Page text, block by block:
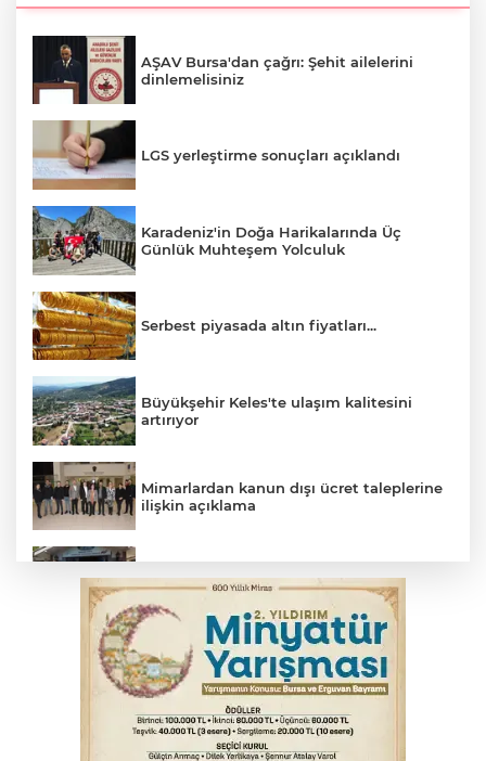
AŞAV Bursa'dan çağrı: Şehit ailelerini
dinlemelisiniz
LGS yerleştirme sonuçları açıklandı
Karadeniz'in Doğa Harikalarında Üç
Günlük Muhteşem Yolculuk
Serbest piyasada altın fiyatları...
Büyükşehir Keles'te ulaşım kalitesini
artırıyor
Mimarlardan kanun dışı ücret taleplerine
ilişkin açıklama
Başkan Aydın: Tüm imkanları sunuyoruz
Başkan Dalgıç: Denizler halkındır
Bursa’da bugün hava nasıl olacak?